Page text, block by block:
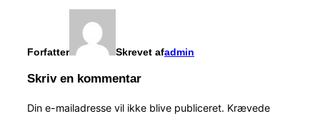
Forfatter Skrevet afadmin
Skriv en kommentar
Din e-mailadresse vil ikke blive publiceret. Krævede